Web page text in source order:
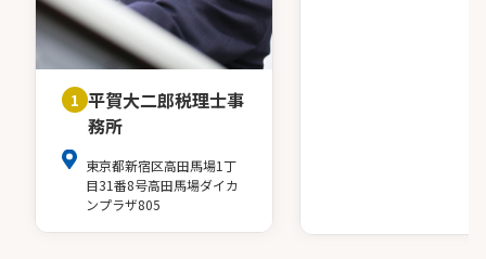
1 平賀大二郎税理士事
務所
東京都新宿区高田馬場1丁
目31番8号高田馬場ダイカ
ンプラザ805